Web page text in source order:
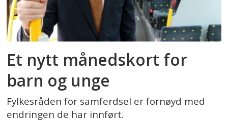
Et nytt månedskort for
barn og unge
Fylkesråden for samferdsel er fornøyd med
endringen de har innført.